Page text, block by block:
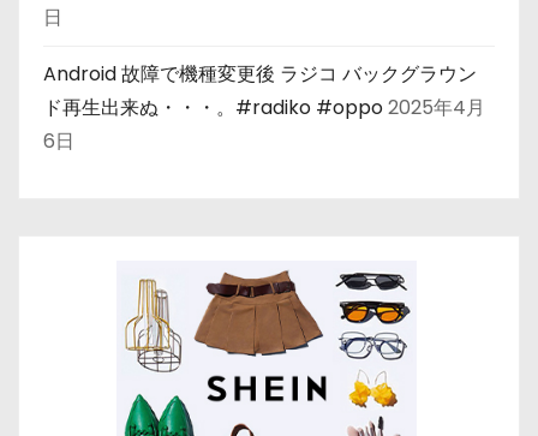
日
Android 故障で機種変更後 ラジコ バックグラウン
ド再生出来ぬ・・・。#radiko #oppo2025年4月
6日